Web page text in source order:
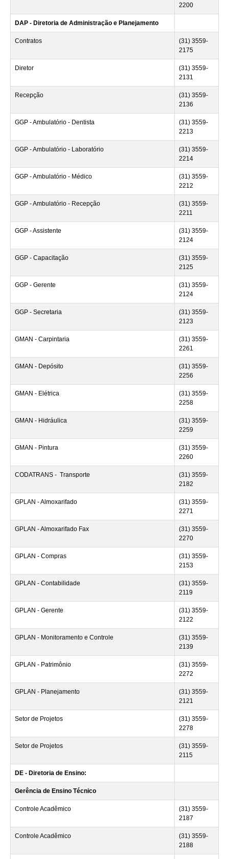
2200
DAP - Diretoria de Administração e Planejamento
Contratos
(31) 3559-
2175
Diretor
(31) 3559-
2131
Recepção
(31) 3559-
2136
GGP - Ambulatório - Dentista
(31) 3559-
2213
GGP - Ambulatório - Laboratório
(31) 3559-
2214
GGP - Ambulatório - Médico
(31) 3559-
2212
GGP - Ambulatório - Recepção
(31) 3559-
2211
GGP - Assistente
(31) 3559-
2124
GGP - Capacitação
(31) 3559-
2125
GGP - Gerente
(31) 3559-
2124
GGP - Secretaria
(31) 3559-
2123
GMAN - Carpintaria
(31) 3559-
2261
GMAN - Depósito
(31) 3559-
2256
GMAN - Elétrica
(31) 3559-
2258
GMAN - Hidráulica
(31) 3559-
2259
GMAN - Pintura
(31) 3559-
2260
CODATRANS - Transporte
(31) 3559-
2182
GPLAN - Almoxarifado
(31) 3559-
2271
GPLAN - Almoxarifado Fax
(31) 3559-
2270
GPLAN - Compras
(31) 3559-
2153
GPLAN - Contabilidade
(31) 3559-
2119
GPLAN - Gerente
(31) 3559-
2122
GPLAN - Monitoramento e Controle
(31) 3559-
2139
GPLAN - Patrimônio
(31) 3559-
2272
GPLAN - Planejamento
(31) 3559-
2121
Setor de Projetos
(31) 3559-
2278
Setor de Projetos
(31) 3559-
2115
DE - Diretoria de Ensino:
Gerência de Ensino Técnico
Controle Acadêmico
(31) 3559-
2187
Controle Acadêmico
(31) 3559-
2188